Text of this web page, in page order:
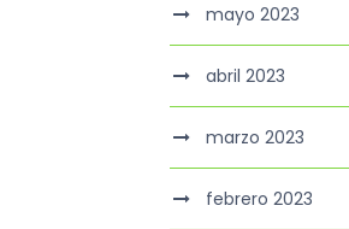
mayo 2023
abril 2023
marzo 2023
febrero 2023